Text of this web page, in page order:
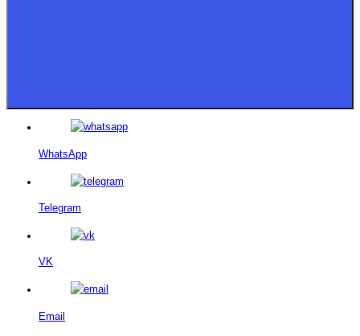
WhatsApp
Telegram
VK
Email